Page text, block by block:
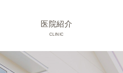
医院紹介
CLINIC
院長･スタッフ紹介